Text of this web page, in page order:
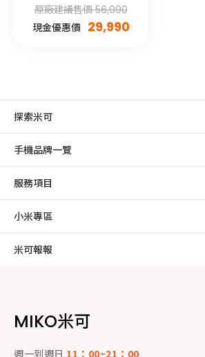
原廠建議售價 56,990
現金優惠價 29,990
探索米可
手機品牌一覽
服務項目
小米專區
米可報報
MIKO米可
週一到週日 11：00~21：00